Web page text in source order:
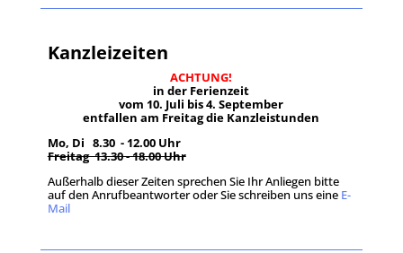
Kanzleizeiten
ACHTUNG!
in der Ferienzeit
vom 10. Juli bis 4. September
entfallen am Freitag die Kanzleistunden
Mo, Di 8.30 - 12.00 Uhr
Freitag 13.30 - 18.00 Uhr
Außerhalb dieser Zeiten sprechen Sie Ihr Anliegen bitte
auf den Anrufbeantworter oder Sie schreiben uns eine E-
Mail.